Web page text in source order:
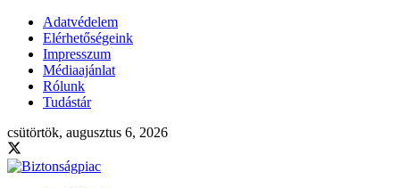
Adatvédelem
Elérhetőségeink
Impresszum
Médiaajánlat
Rólunk
Tudástár
csütörtök, augusztus 6, 2026